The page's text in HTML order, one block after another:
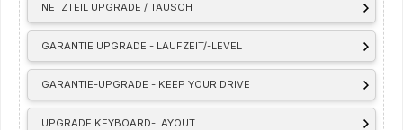
NETZTEIL UPGRADE / TAUSCH
GARANTIE UPGRADE - LAUFZEIT/-LEVEL
GARANTIE-UPGRADE - KEEP YOUR DRIVE
UPGRADE KEYBOARD-LAYOUT